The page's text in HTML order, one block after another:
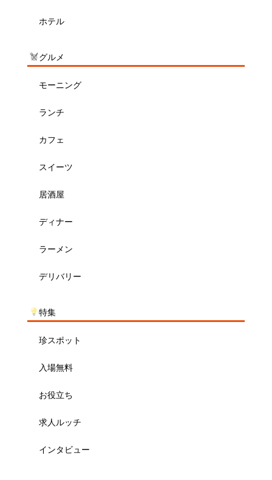
ホテル
グルメ
モーニング
ランチ
カフェ
スイーツ
居酒屋
ディナー
ラーメン
デリバリー
特集
珍スポット
入場無料
お役立ち
求人ルッチ
インタビュー